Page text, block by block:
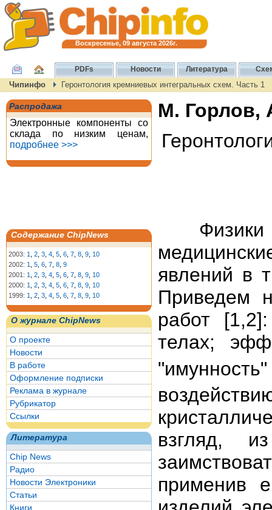
Воскресенье, 09 августа 2026г.
PDFs Новости Литература
Чипинфо Геронтология кремниевых интегральных схем. Часть 1
Распродажа
Электронные компоненты со
склада по низким ценам,
подробнее >>>
Содержание ChipNews
2003: 1 2 3 4 5 6 7 8 9 10
2002: 1 5 6 7 8 9
2001: 1 2 3 4 5 6 7 8 9 10
2000: 1 2 3 4 5 6 7 8 9 10
1999: 1 2 3 4 5 6 7 8 9 10
О журнале ChipNews
О проекте
Новости
В работе
Оформление подписки
Реклама в журнале
Рубрикатор
Ссылки
Литература
Chip News
Радио
Новости Электроники
Статьи
Книги
М. Горлов,
Физики
явлений в
Приведем
работ
телах;
взгляд,
применив